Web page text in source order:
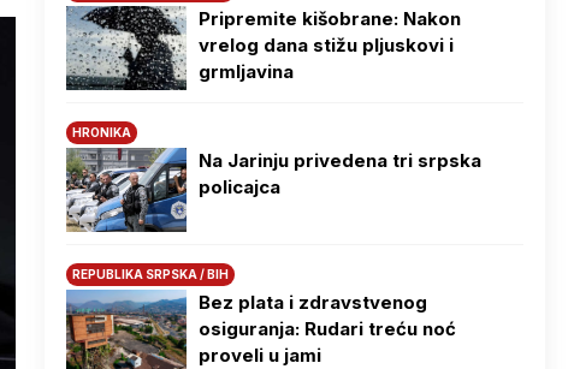
Pripremite kišobrane: Nakon
vrelog dana stižu pljuskovi i
grmljavina
HRONIKA
Na Јarinju privedena tri srpska
policajca
REPUBLIKA SRPSKA / BIH
Bez plata i zdravstvenog
osiguranja: Rudari treću noć
proveli u jami